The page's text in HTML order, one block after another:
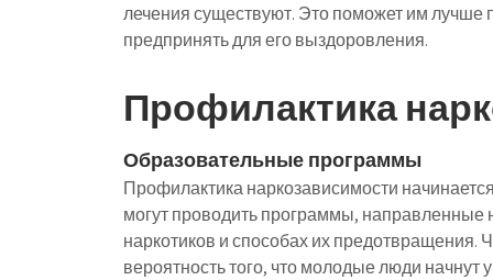
лечения существуют. Это поможет им лучше
предпринять для его выздоровления.
Профилактика
Образовательные программы
Профилактика наркозависимости
могут проводить программы,
наркотиков и способах их
вероятность того, что молодые люди начнут